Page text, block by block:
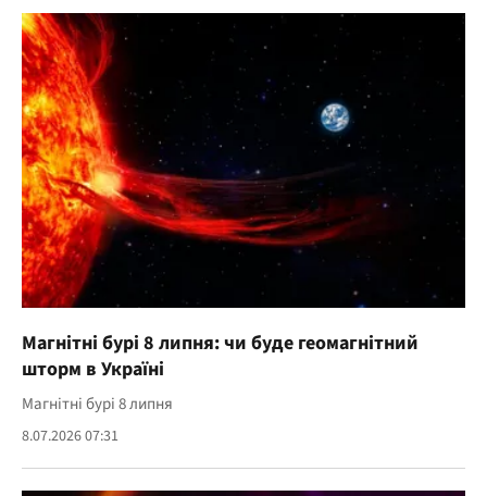
Магнітні бурі 8 липня: чи буде геомагнітний
шторм в Україні
Магнітні бурі 8 липня
8.07.2026 07:31